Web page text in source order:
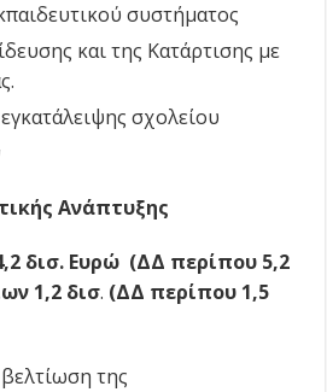
συστήματος
και της Κατάρτισης με
σχολείου
Ανάπτυξης
δισ. Ευρώ (ΔΔ περίπου 5,2
1,2 δισ. (ΔΔ περίπου 1,5
της